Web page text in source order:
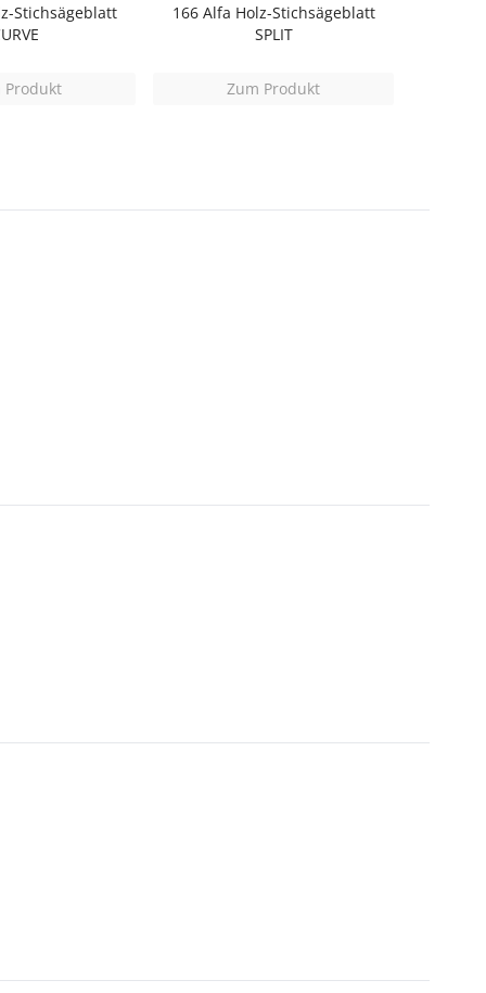
Stichsägeblatt
Produkt
166 Alfa Holz-Stichsägeblatt
SPLIT
Zum Produkt